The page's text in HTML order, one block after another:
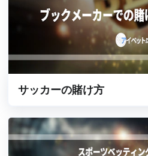
サッカーの賭け方